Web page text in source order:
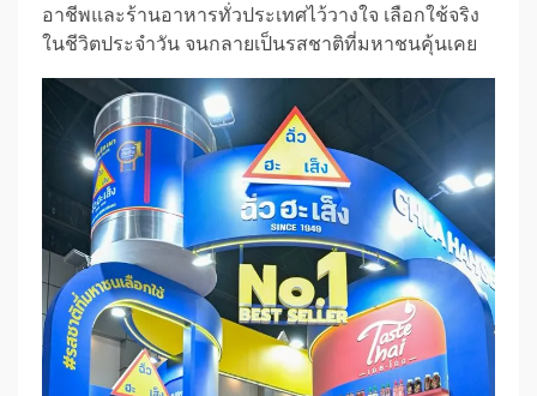
อาชีพและร้านอาหารทั่วประเทศไว้วางใจ เลือกใช้จริง
ในชีวิตประจำวัน จนกลายเป็นรสชาติที่มหาชนคุ้นเคย